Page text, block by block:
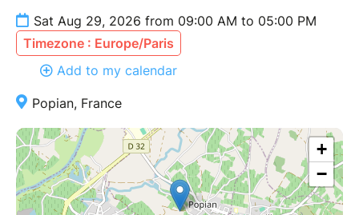
Sat Aug 29, 2026 from 09:00 AM to 05:00 PM
Timezone : Europe/Paris
Add to my calendar
Popian, France
+
−